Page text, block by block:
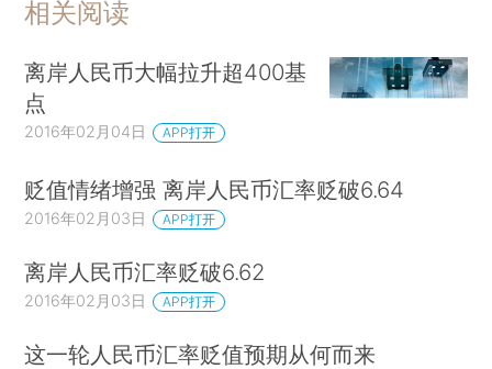
相关阅读
离岸人民币大幅拉升超400基
点
2016年02月04日 APP打开
贬值情绪增强 离岸人民币汇率贬破6.64
2016年02月03日 APP打开
离岸人民币汇率贬破6.62
2016年02月03日 APP打开
这一轮人民币汇率贬值预期从何而来